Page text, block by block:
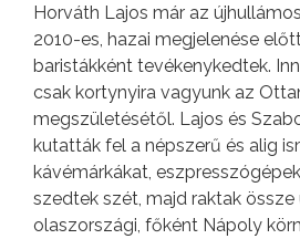
Horváth Lajos már az
2010-es, hazai megjelenése
baristákként tevékenykedtek.
csak kortynyira vagyunk az
megszületésétől. Lajos és
kutatták fel a népszerű és alig
kávémárkákat,
szedtek szét, majd raktak össze
olaszországi, főként Nápoly